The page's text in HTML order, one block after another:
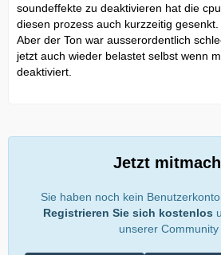
soundeffekte zu deaktivieren hat die
diesen prozess auch kurzzeitig gesenkt.
Aber der Ton war ausserordentlich
jetzt auch wieder belastet selbst wenn
deaktiviert.
Jetzt
Sie haben noch kein
Registrieren Sie sich kostenlos
unserer Community